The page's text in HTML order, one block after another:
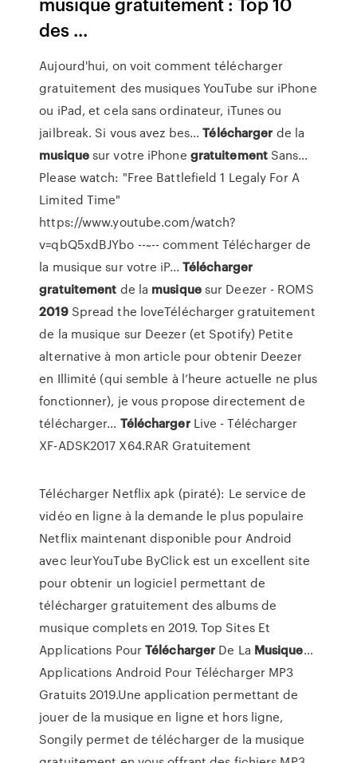
des ...
Aujourd'hui, on voit comment télécharger
gratuitement des musiques YouTube sur iPhone
ou iPad, et cela sans ordinateur, iTunes ou
jailbreak. Si vous avez bes...Télécharger de la
musiquesur votre iPhone gratuitementSans…
Please watch: "Free Battlefield 1 Legaly For A
Limited Time"
https://www.youtube.com/watch?
v=qbQ5xdBJYbo --~-- comment Télécharger de
la musique sur votre iP... Télécharger
gratuitement de la musiquesur Deezer - ROMS
2019Spread the loveTélécharger gratuitement
de la musique sur Deezer (et Spotify) Petite
alternative à mon article pour obtenir Deezer
en Illimité (qui semble à l’heure actuelle ne plus
fonctionner), je vous propose directement de
télécharger… TéléchargerLive -Télécharger
XF-ADSK2017 X64.RAR Gratuitement
Télécharger Netflix apk (piraté): Le service de
vidéo en ligne à la demande le plus populaire
Netflix maintenant disponible pour Android
avec leurYouTube ByClick est un excellent site
pour obtenir un logiciel permettant de
télécharger gratuitement des albums de
musique complets en 2019. Top Sites Et
Applications PourTélécharger De La Musique…
Applications Android Pour Télécharger MP3
Gratuits 2019.Une application permettant de
jouer de la musique en ligne et hors ligne,
Songily permet de télécharger de la musique